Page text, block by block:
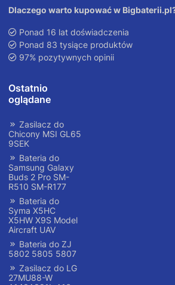
Dlaczego warto kupować w
Ponad 16 lat doświadczenia
Ponad 83 tysiące produktów
97% pozytywnych opinii
Ostatnio
oglądane
Zasilacz do
Chicony MSI GL65
9SEK
Bateria do
Samsung Galaxy
Buds 2 Pro SM-
R510 SM-R177
Bateria do
Syma X5HC
X5HW X9S Model
Aircraft UAV
Bateria do ZJ
5802 5805 5807
Zasilacz do LG
27MU88-W